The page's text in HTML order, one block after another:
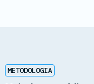
METODOLOGIA